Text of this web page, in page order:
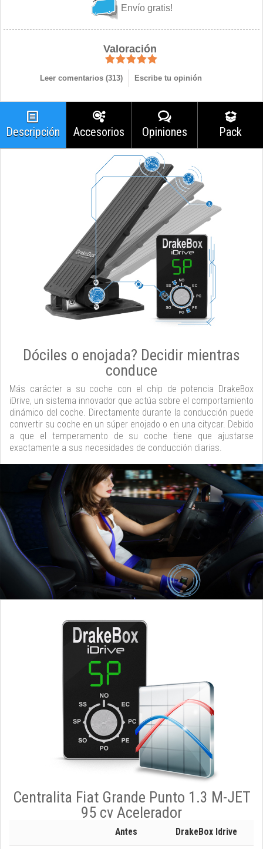
Envío gratis!
Valoración
Leer comentarios (313) Escribe tu opinión
Descripción Accesorios Opiniones Pack
Dóciles o enojada? Decidir mientras
conduce
Más carácter a su coche con el chip de potencia DrakeBox
iDrive, un sistema innovador que actúa sobre el comportamiento
dinámico del coche. Directamente durante la conducción puede
convertir su coche en un súper enojado o en una citycar. Debido
a que el temperamento de su coche tiene que ajustarse
exactamente a sus necesidades de conducción diarias.
Centralita Fiat Grande Punto 1.3 M-JET
95 cv Acelerador
Antes DrakeBox Idrive